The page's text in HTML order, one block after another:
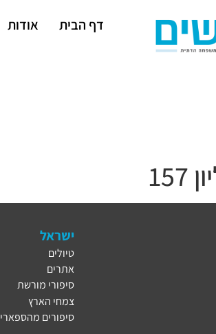
דף הבית אודות
ישראל
טיולים
אתרים
סיפורי מורשת
צמחי הארץ
סיפורים מהספארי